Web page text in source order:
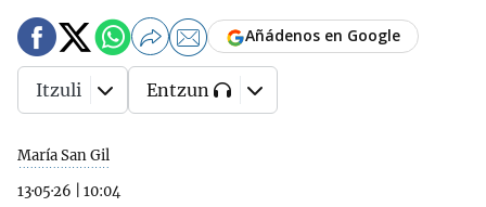
María San Gil
13·05·26
10:04
Añádenos en Google
Itzuli Entzun